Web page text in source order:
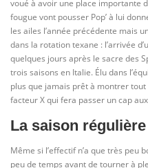
voué à avoir une place importante
fougue vont pousser Pop’ à lui
les ailes l’année précédente mais
dans la rotation texane : l’arrivée
quelques jours après le sacre des
trois saisons en Italie. Élu dans
plus que jamais prêt à montrer
facteur X qui fera passer un cap
La saison régulière
Même si l’effectif n’a que très peu
peu de temps avant de tourner à